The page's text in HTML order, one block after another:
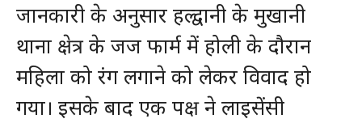
जानकारी के अनुसार हल्द्वानी के मुखानी
थाना क्षेत्र के जज फार्म में होली के दौरान
महिला को रंग लगाने को लेकर विवाद हो
गया। इसके बाद एक पक्ष ने लाइसेंसी